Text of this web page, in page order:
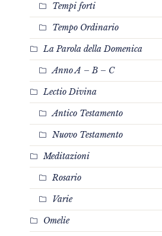
Tempi forti
Tempo Ordinario
La Parola della Domenica
Anno A – B – C
Lectio Divina
Antico Testamento
Nuovo Testamento
Meditazioni
Rosario
Varie
Omelie